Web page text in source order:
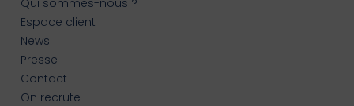
Espace client
News
Presse
Contact
On recrute